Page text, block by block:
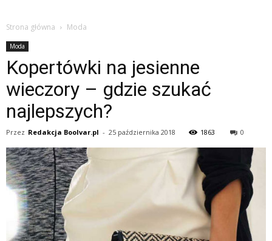
Strona główna Moda
Moda
Kopertówki na jesienne
wieczory – gdzie szukać
najlepszych?
Przez Redakcja Boolvar.pl - 25 października 2018 1863 0